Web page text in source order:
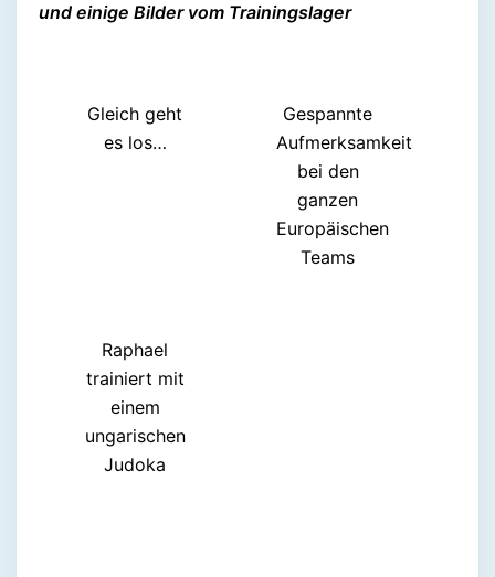
und einige Bilder vom Trainingslager
Gleich geht
es los…
Gespannte
Aufmerksamkeit
bei den
ganzen
Europäischen
Teams
Raphael
trainiert mit
einem
ungarischen
Judoka